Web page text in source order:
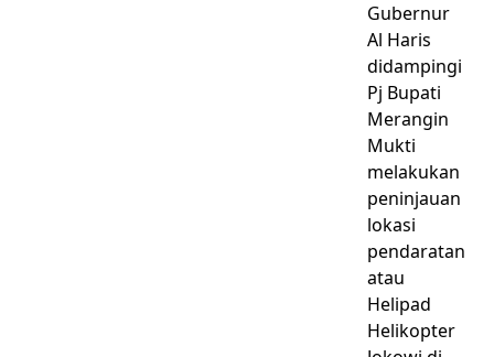
Gubernur
Al Haris
didampingi
Pj Bupati
Merangin
Mukti
melakukan
peninjauan
lokasi
pendaratan
atau
Helipad
Helikopter